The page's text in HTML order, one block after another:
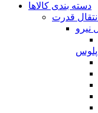
دسته بندی کالاها
انتقال قدرت
نیرو
پلوس